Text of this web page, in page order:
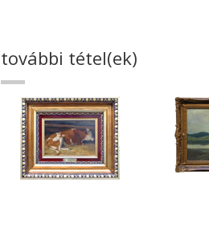
további tétel(ek)